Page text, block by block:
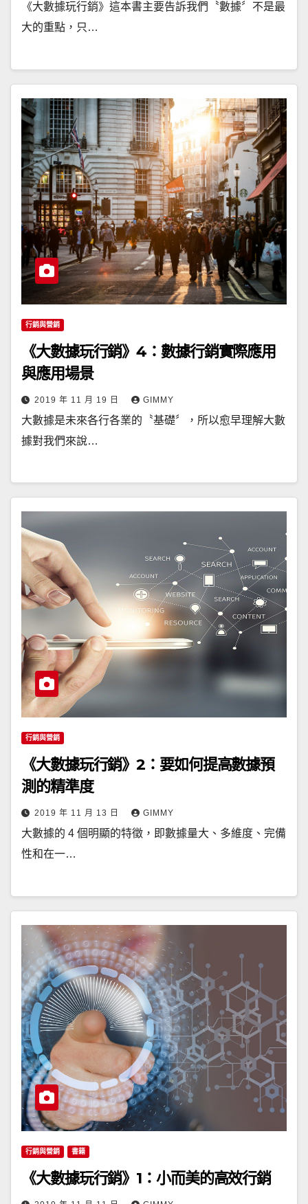
《大數據玩行銷》這本書主要告訴我們〝數據〞不是最
大的重點，只…
行銷與營銷
《大數據玩行銷》4：數據行銷實際應用
與應用場景
2019 年 11 月 19 日 GIMMY
大數據是未來各行各業的〝基礎〞，所以愈早理解大數
據對我們來說…
行銷與營銷
《大數據玩行銷》2：要如何提高數據預
測的精準度
2019 年 11 月 13 日 GIMMY
大數據的 4 個明顯的特徵，即數據量大、多維度、完備
性和在一…
行銷與營銷 書籍
《大數據玩行銷》1：小而美的高效行銷